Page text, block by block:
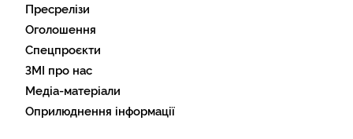
Пресрелізи
Оголошення
Спецпроєкти
ЗМІ про нас
Медіа-матеріали
Оприлюднення інформації